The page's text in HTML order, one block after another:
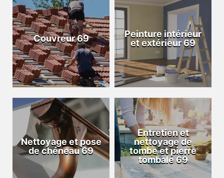
Couvreur 69
Peinture intérieur
et extérieur 69
Nettoyage et pose
de chéneau 69
Entretien et
nettoyage de
tombe et pierre
tombale 69